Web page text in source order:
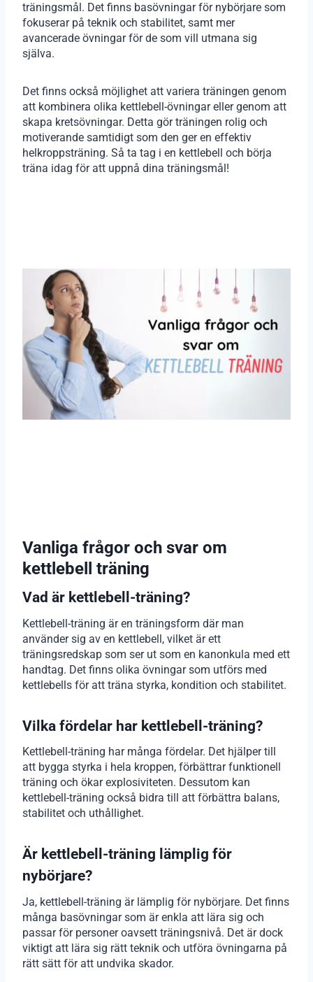
träningsmål. Det finns basövningar för nybörjare som
fokuserar på teknik och stabilitet, samt mer
avancerade övningar för de som vill utmana sig
själva.
Det finns också möjlighet att variera träningen genom
att kombinera olika kettlebell-övningar eller genom att
skapa kretsövningar. Detta gör träningen rolig och
motiverande samtidigt som den ger en effektiv
helkroppsträning. Så ta tag i en kettlebell och börja
träna idag för att uppnå dina träningsmål!
Vanliga frågor och svar om
kettlebell träning
Vad är kettlebell-träning?
Kettlebell-träning är en träningsform där man
använder sig av en kettlebell, vilket är ett
träningsredskap som ser ut som en kanonkula med ett
handtag. Det finns olika övningar som utförs med
kettlebells för att träna styrka, kondition och stabilitet.
Vilka fördelar har kettlebell-träning?
Kettlebell-träning har många fördelar. Det hjälper till
att bygga styrka i hela kroppen, förbättrar funktionell
träning och ökar explosiviteten. Dessutom kan
kettlebell-träning också bidra till att förbättra balans,
stabilitet och uthållighet.
Är kettlebell-träning lämplig för
nybörjare?
Ja, kettlebell-träning är lämplig för nybörjare. Det finns
många basövningar som är enkla att lära sig och
passar för personer oavsett träningsnivå. Det är dock
viktigt att lära sig rätt teknik och utföra övningarna på
rätt sätt för att undvika skador.